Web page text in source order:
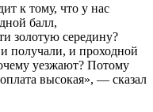
к тому, что у нас
балл,
золотую середину?
получали, и проходной
уезжают? Потому
высокая», — сказал